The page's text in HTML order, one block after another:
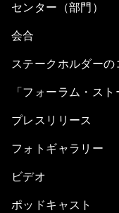
センター（部門）
会合
ステークホルダーの
「フォーラム・スト
プレスリリース
フォトギャラリー
ビデオ
ポッドキャスト